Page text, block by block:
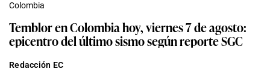
Colombia
Temblor en Colombia hoy, viernes 7 de agosto:
epicentro del último sismo según reporte SGC
Redacción EC